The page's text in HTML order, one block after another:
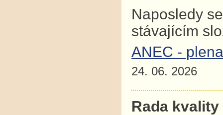
Naposledy
stávajícím
ANEC -
24. 06. 2026
Rada